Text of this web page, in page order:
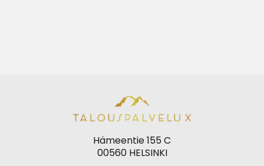
Hämeentie 155 C
00560 HELSINKI